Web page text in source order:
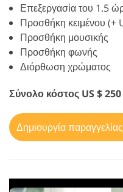
Επεξεργασία του 1.5
Προσθήκη κειμένου (+
Προσθήκη μουσικής
Προσθήκη φωνής
Διόρθωση χρώματος
Σύνολο κόστος US $ 250
Δημιουργία παραγγελίας